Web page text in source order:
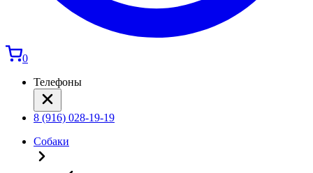
0
Телефоны
8 (916) 028-19-19
Собаки